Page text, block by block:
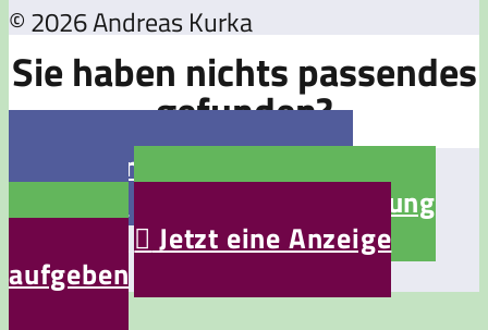
© 2026 Andreas Kurka
Sie haben nichts passendes
gefunden?
Jetzt eine Stellenanzeige
Jetzt eine Bewerbung
aufgeben Jetzt eine Anzeige
aufgeben